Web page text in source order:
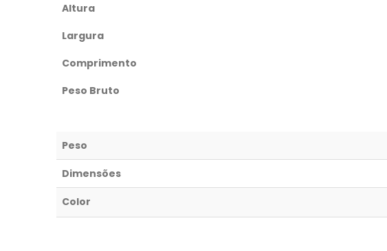
Altura
Largura
Comprimento
Peso Bruto
Peso
Dimensões
Color